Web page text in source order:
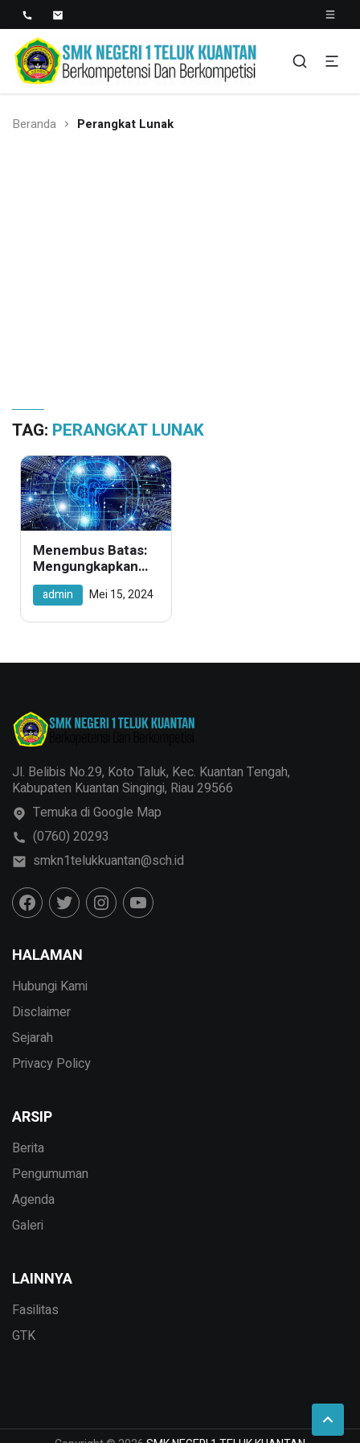
SMK NEGERI 1 TELUK
KUANTAN
Berkopetensi Dan Berkompetisi
Beranda Perangkat Lunak
TAG: PERANGKAT LUNAK
Menembus Batas:
Mengungkapkan
Rahasia Sukses
Rekayasa
admin Mei 15, 2024
Jl. Belibis No.29, Koto Taluk, Kec. Kuantan Tengah,
Kabupaten Kuantan Singingi, Riau 29566
Temuka di Google Map
(0760) 20293
smkn1telukkuantan@sch.id
HALAMAN
Hubungi Kami
Disclaimer
Sejarah
Privacy Policy
ARSIP
Berita
Pengumuman
Agenda
Galeri
LAINNYA
Fasilitas
GTK